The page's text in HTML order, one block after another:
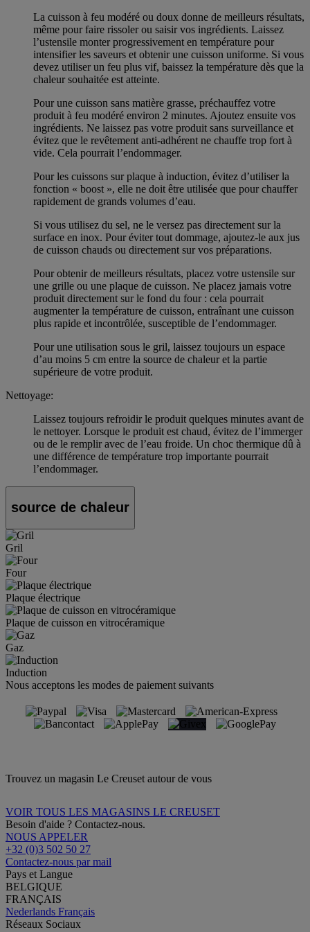
La cuisson à feu modéré ou doux donne de meilleurs résultats,
même pour faire rissoler ou saisir vos ingrédients. Laissez
l’ustensile monter progressivement en température pour
intensifier les saveurs et obtenir une cuisson uniforme. Si vous
devez utiliser un feu plus vif, baissez la température dès que la
chaleur souhaitée est atteinte.
Pour une cuisson sans matière grasse, préchauffez votre
produit à feu modéré environ 2 minutes. Ajoutez ensuite vos
ingrédients. Ne laissez pas votre produit sans surveillance et
évitez que le revêtement anti-adhérent ne chauffe trop fort à
vide. Cela pourrait l’endommager.
Pour les cuissons sur plaque à induction, évitez d’utiliser la
fonction « boost », elle ne doit être utilisée que pour chauffer
rapidement de grands volumes d’eau.
Si vous utilisez du sel, ne le versez pas directement sur la
surface en inox. Pour éviter tout dommage, ajoutez-le aux jus
de cuisson chauds ou directement sur vos préparations.
Pour obtenir de meilleurs résultats, placez votre ustensile sur
une grille ou une plaque de cuisson. Ne placez jamais votre
produit directement sur le fond du four : cela pourrait
augmenter la température de cuisson, entraînant une cuisson
plus rapide et incontrôlée, susceptible de l’endommager.
Pour une utilisation sous le gril, laissez toujours un espace
d’au moins 5 cm entre la source de chaleur et la partie
supérieure de votre produit.
Nettoyage:
Laissez toujours refroidir le produit quelques minutes avant de
le nettoyer. Lorsque le produit est chaud, évitez de l’immerger
ou de le remplir avec de l’eau froide. Un choc thermique dû à
une différence de température trop importante pourrait
l’endommager.
source de chaleur
Gril
Four
Plaque électrique
Plaque de cuisson en vitrocéramique
Gaz
Induction
Nous acceptons les modes de paiement suivants
Trouvez un magasin Le Creuset autour de vous
VOIR TOUS LES MAGASINS LE CREUSET
Besoin d'aide ? Contactez-nous.
NOUS APPELER
+32 (0)3 502 50 27
Contactez-nous par mail
Pays et Langue
BELGIQUE
FRANÇAIS
Nederlands Français
Réseaux Sociaux